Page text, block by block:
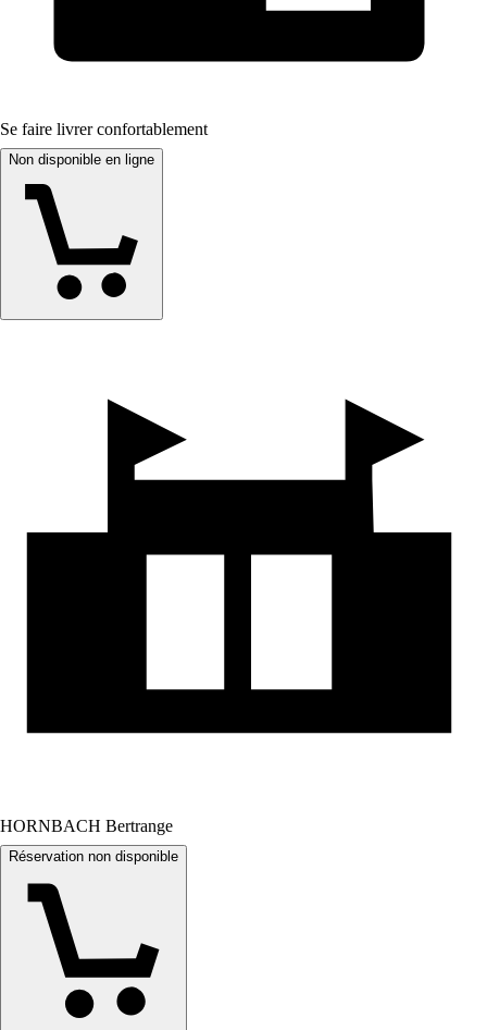
Se faire livrer confortablement
Non disponible en ligne
HORNBACH Bertrange
Réservation non disponible